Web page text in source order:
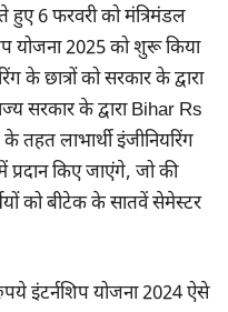
हुए 6 फरवरी को मंत्रिमंडल
योजना 2025 को शुरू किया
के छात्रों को सरकार के द्वारा
सरकार के द्वारा Bihar Rs
लाभार्थी इंजीनियरिंग
किए जाएंगे, जो की
को बीटेक के सातवें सेमेस्टर